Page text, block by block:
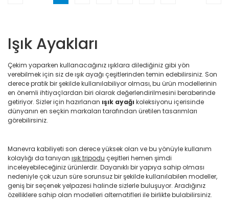
Işık Ayakları
Çekim yaparken kullanacağınız ışıklara dilediğiniz gibi yön
verebilmek için siz de ışık ayağı çeşitlerinden temin edebilirsiniz. Son
derece pratik bir şekilde kullanılabiliyor olması, bu ürün modellerinin
en önemli ihtiyaçlardan biri olarak değerlendirilmesini beraberinde
getiriyor. Sizler için hazırlanan ışık ayağı koleksiyonu içerisinde
dünyanın en seçkin markaları tarafından üretilen tasarımları
görebilirsiniz.
Manevra kabiliyeti son derece yüksek olan ve bu yönüyle kullanım
kolaylığı da tanıyan ışık tripodu çeşitleri hemen şimdi
inceleyebileceğiniz ürünlerdir. Dayanıklı bir yapıya sahip olması
nedeniyle çok uzun süre sorunsuz bir şekilde kullanılabilen modeller,
geniş bir seçenek yelpazesi halinde sizlerle buluşuyor. Aradığınız
özelliklere sahip olan modelleri alternatifleri ile birlikte bulabilirsiniz.